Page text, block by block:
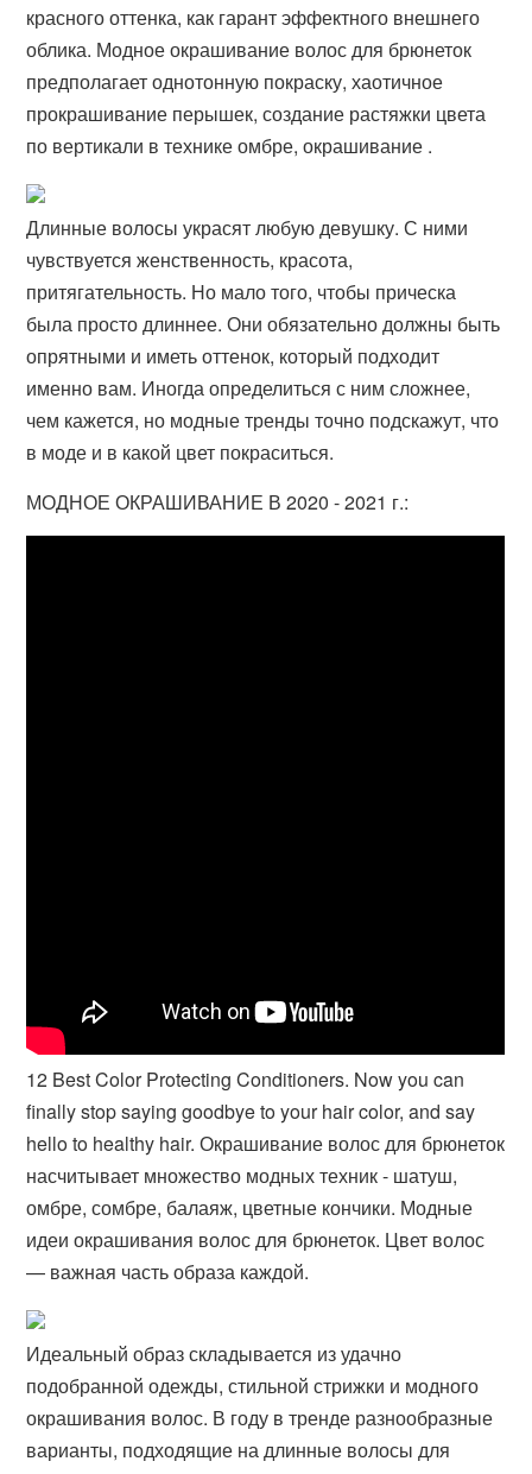
красного оттенка, как гарант эффектного внешнего
облика. Модное окрашивание волос для брюнеток
предполагает однотонную покраску, хаотичное
прокрашивание перышек, создание растяжки цвета
по вертикали в технике омбре, окрашивание .
Длинные волосы украсят любую девушку. С ними
чувствуется женственность, красота,
притягательность. Но мало того, чтобы прическа
была просто длиннее. Они обязательно должны быть
опрятными и иметь оттенок, который подходит
именно вам. Иногда определиться с ним сложнее,
чем кажется, но модные тренды точно подскажут, что
в моде и в какой цвет покраситься.
МОДНОЕ ОКРАШИВАНИЕ В 2020 - 2021 г.:
12 Best Color Protecting Conditioners. Now you can
finally stop saying goodbye to your hair color, and say
hello to healthy hair. Окрашивание волос для брюнеток
насчитывает множество модных техник - шатуш,
омбре, сомбре, балаяж, цветные кончики. Модные
идеи окрашивания волос для брюнеток. Цвет волос
— важная часть образа каждой.
Идеальный образ складывается из удачно
подобранной одежды, стильной стрижки и модного
окрашивания волос. В году в тренде разнообразные
варианты, подходящие на длинные волосы для